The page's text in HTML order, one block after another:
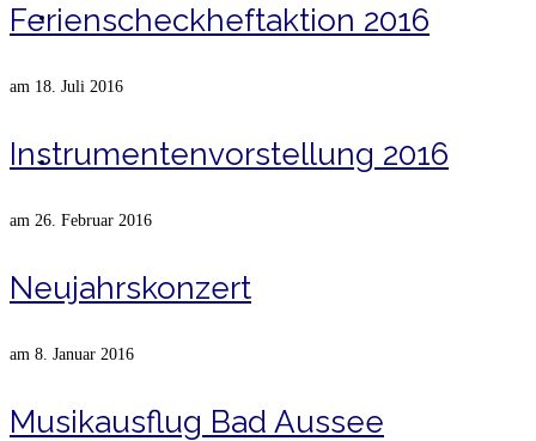
Sponsoren
Kontakt
Ferienscheckheftaktion 2016
am 18. Juli 2016
Instrumentenvorstellung 2016
am 26. Februar 2016
Neujahrskonzert
am 8. Januar 2016
Musikausflug Bad Aussee